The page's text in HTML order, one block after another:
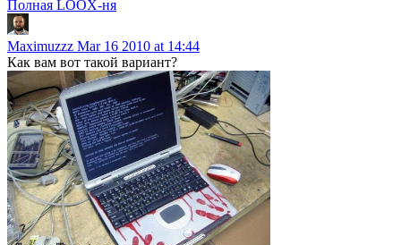
Полная LOOX-ня
Maximuzzz Mar 16 2010 at 14:44
Как вам вот такой вариант?